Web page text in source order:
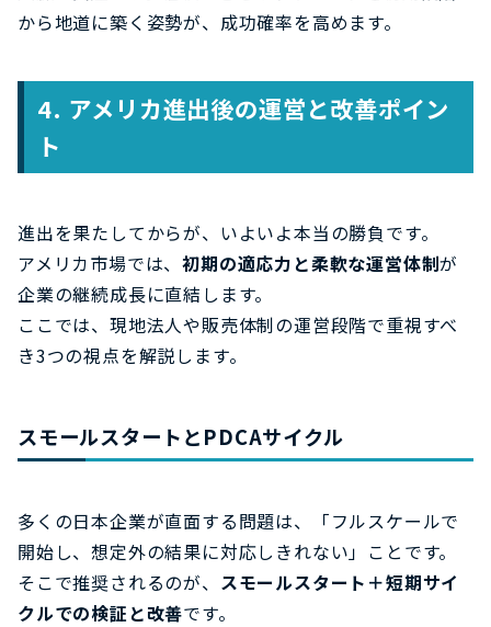
から地道に築く姿勢が、成功確率を高めます。
4. アメリカ進出後の運営と改善ポイン
ト
進出を果たしてからが、いよいよ本当の勝負です。
アメリカ市場では、初期の適応力と柔軟な運営体制が
企業の継続成長に直結します。
ここでは、現地法人や販売体制の運営段階で重視すべ
き3つの視点を解説します。
スモールスタートとPDCAサイクル
多くの日本企業が直面する問題は、「フルスケールで
開始し、想定外の結果に対応しきれない」ことです。
そこで推奨されるのが、 スモールスタート＋短期サイ
クルでの検証と改善です。